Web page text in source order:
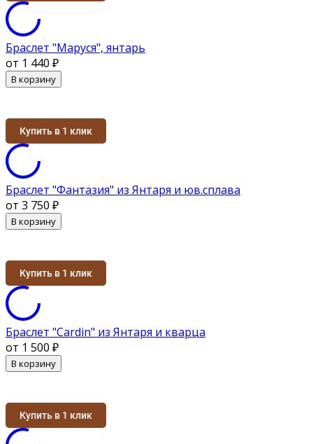
Браслет "Маруся", янтарь
от 1 440 ₽
В корзину
Купить в 1 клик
Браслет "Фантазия" из Янтаря и юв.сплава
от 3 750 ₽
В корзину
Купить в 1 клик
Браслет "Cardin" из Янтаря и кварца
от 1 500 ₽
В корзину
Купить в 1 клик